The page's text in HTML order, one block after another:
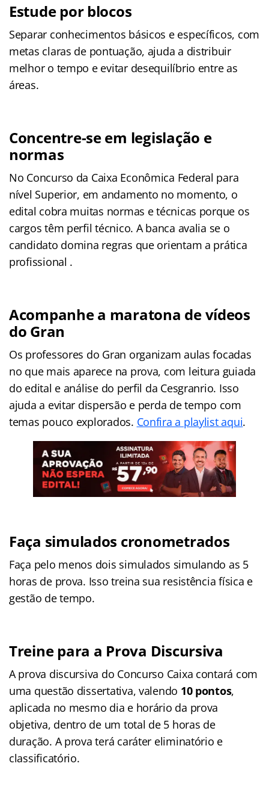
Estude por blocos
Separar conhecimentos básicos e específicos, com
metas claras de pontuação, ajuda a distribuir
melhor o tempo e evitar desequilíbrio entre as
áreas.
Concentre-se em legislação e
normas
No Concurso da Caixa Econômica Federal para
nível Superior, em andamento no momento, o
edital cobra muitas normas e técnicas porque os
cargos têm perfil técnico. A banca avalia se o
candidato domina regras que orientam a prática
profissional .
Acompanhe a maratona de vídeos
do Gran
Os professores do Gran organizam aulas focadas
no que mais aparece na prova, com leitura guiada
do edital e análise do perfil da Cesgranrio. Isso
ajuda a evitar dispersão e perda de tempo com
temas pouco explorados. Confira a playlist aqui.
Faça simulados cronometrados
Faça pelo menos dois simulados simulando as 5
horas de prova. Isso treina sua resistência física e
gestão de tempo.
Treine para a Prova Discursiva
A prova discursiva do Concurso Caixa contará com
uma questão dissertativa, valendo 10 pontos,
aplicada no mesmo dia e horário da prova
objetiva, dentro de um total de 5 horas de
duração. A prova terá caráter eliminatório e
classificatório.